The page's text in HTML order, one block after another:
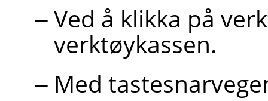
Ved å klikka på
verktøykassen.
Med